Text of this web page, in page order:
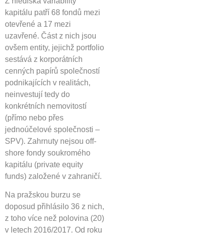
kapitálu patří 68 fondů mezi
otevřené a 17 mezi
uzavřené. Část z nich jsou
ovšem entity, jejichž portfolio
sestává z korporátních
cenných papírů společností
podnikajících v realitách,
neinvestují tedy do
konkrétních nemovitostí
(přímo nebo přes
jednoúčelové společnosti –
SPV). Zahrnuty nejsou off-
shore fondy soukromého
kapitálu (private equity
funds) založené v zahraničí.
Na pražskou burzu se
doposud přihlásilo 36 z nich,
z toho více než polovina (20)
v letech 2016/2017. Od roku